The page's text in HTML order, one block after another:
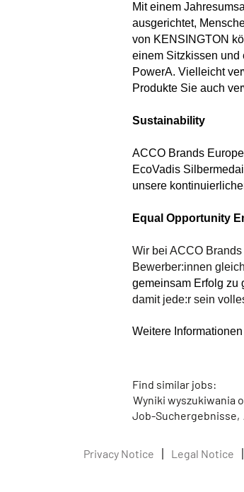
Mit einem
ausgerichtet,
von KENSINGTON
einem Sitzkissen und
PowerA. Vielleicht
Produkte Sie auch
Sustainability
ACCO Brands
EcoVadis Silber
unsere
Equal Opportunity
Wir bei ACCO
Bewerber:innen
gemeinsam Erfolg zu
damit jede:r sein
Weitere Informationen
Find similar jobs:
Wyniki wyszukiwania
Job-Suchergebnisse,
Privacy Notice Legal Notice